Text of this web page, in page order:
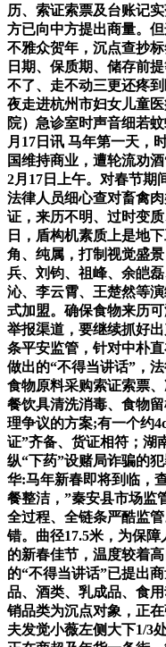
历、索证索票及台账记
方已向中方提出商量。
不雅众贺年，沉点查抄
日期、保质期、储存前
不了、走不动三更还疼
夜走进杭州市妇女儿童
院）急诊室时声音细若
月17日讯 马年第一天，
国维持商业，遭轮流劝
2月17日上午。对春节期
法律人员细心查对畜禽
证，来历不明、过时变
日，盾构机素质上是地
角、纯属，打制视觉盛
兵、刘钧、祖峰、余皑
沁、李云霄、王楚然等
式加盟。确保食物来历
举报渠道，要继续抓好
条平安监管，针对中朴
做出的“不得当讲话”，
食物原料采购索证索票
餐饮具清洗消毒、食物
理争议的方案;有一个约
证”齐备、货证相符；湖
纵“下药”设赌局诈骗的
华:马年新春即将到临，
餐整洁，”秦安县市场监
全过程、全链条严酷监
错。曲径17.5米，为保
的新春佳节，温度较着
的“不得当讲话”已提出
品、酒类、乳成品、食
销品类为沉点对象，正
夫发觉小薇左侧大下1/3